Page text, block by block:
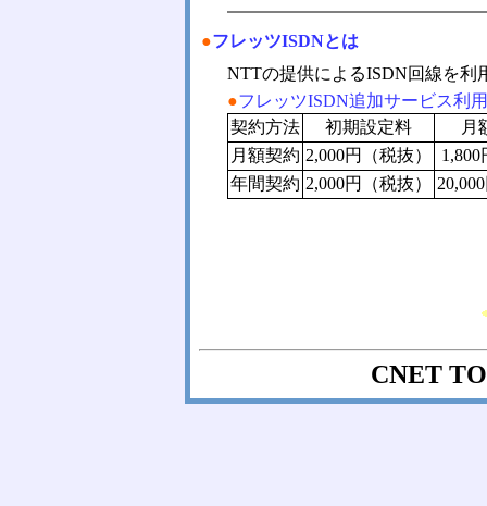
●フレッツISDNとは
NTTの提供によるISDN回線を利
●フレッツISDN追加サービス利
契約方法
初期設定料
月
月額契約 2,000円（税抜）
年間契約 2,000円（税抜）
CNET